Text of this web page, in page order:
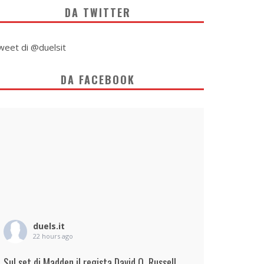
DA TWITTER
di @duelsit
DA FACEBOOK
duels.it
22 hours ago